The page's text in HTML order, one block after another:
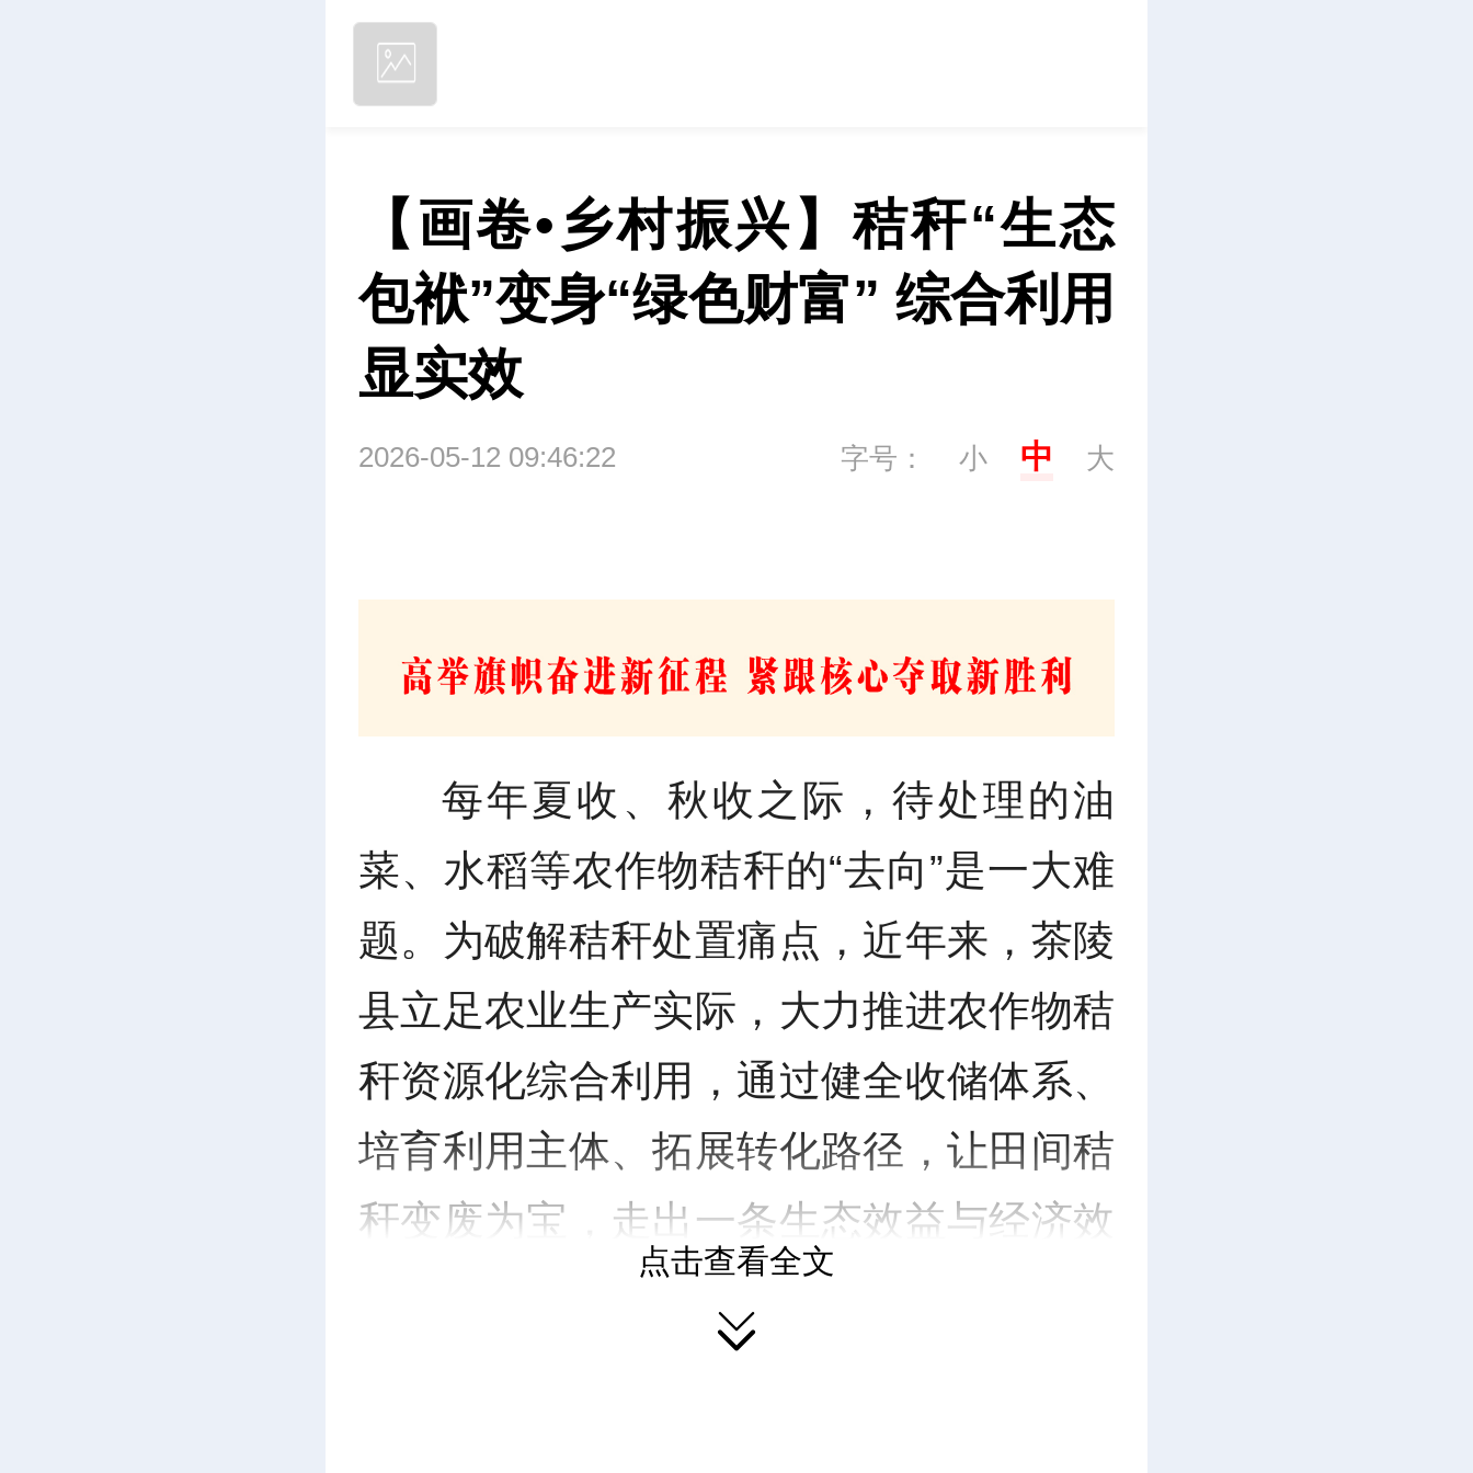
【画卷•乡村振兴】秸秆“生态
包袱”变身“绿色财富” 综合利用
显实效
2026-05-12 09:46:22 字号： 小 中 大
每年夏收、秋收之际，待处理的油
菜、水稻等农作物秸秆的“去向”是一大难
题。为破解秸秆处置痛点，近年来，茶陵
县立足农业生产实际，大力推进农作物秸
秆资源化综合利用，通过健全收储体系、
培育利用主体、拓展转化路径，让田间秸
秆变废为宝，走出一条生态效益与经济效
益双赢的绿色发展之路。
点击查看全文
